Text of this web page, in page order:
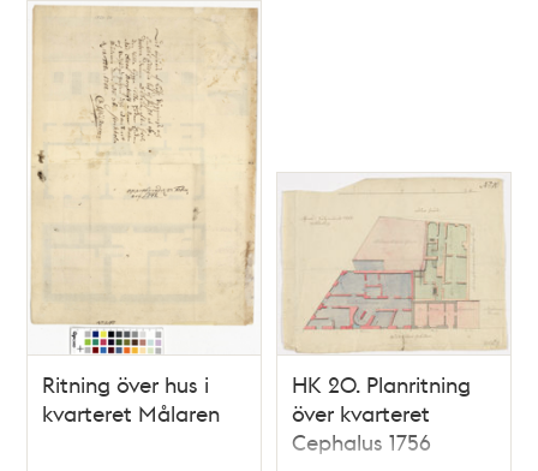
Ritning över hus i
kvarteret Målaren
HK 20. Planritning
över kvarteret
Cephalus 1756